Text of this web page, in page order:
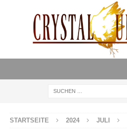
STARTSEITE 2024 JULI